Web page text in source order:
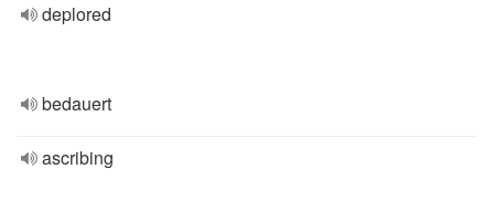
deplored
bedauert
ascribing